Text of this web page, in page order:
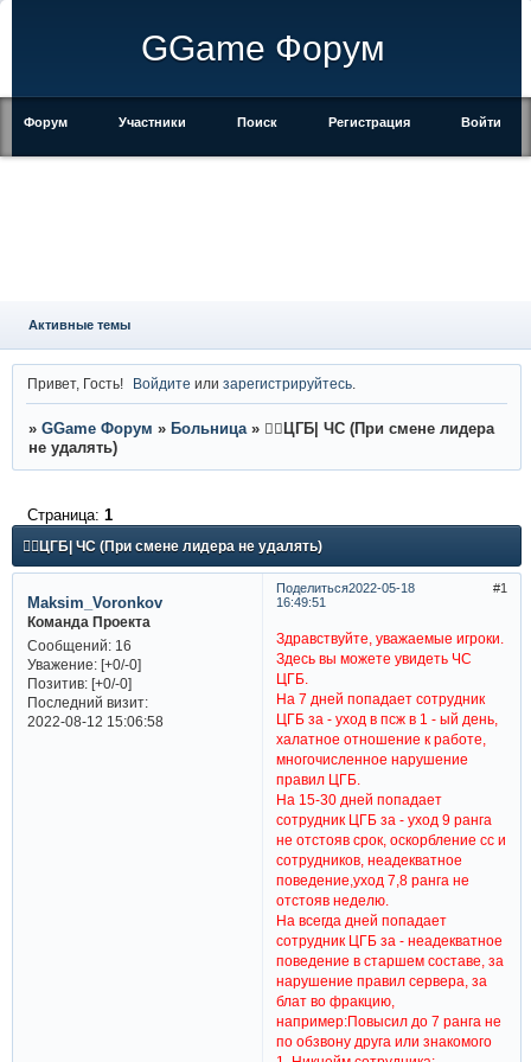
GGame Форум
Форум Участники Поиск Регистрация Войти
Активные темы
Привет, Гость! Войдите илизарегистрируйтесь
» GGame Форум » Больница » 👨‍⚕ЦГБ| ЧС (При смене лидера
не удалять)
👨‍⚕ЦГБ| ЧС (При смене лидера не удалять)
Страница: 1
Поделиться 1
2022-05-18
16:49:51
Maksim_Voronkov
Команда Проекта
Сообщений:16
Уважение: [+0/-0]
Позитив: [+0/-0]
Последний визит:
2022-08-12 15:06:58
Здравствуйте, уважаемые игроки.
Здесь вы можете увидеть ЧС
ЦГБ.
На 7 дней попадает сотрудник
ЦГБ за - уход в псж в 1 - ый день,
халатное отношение к работе,
многочисленное нарушение
правил ЦГБ.
На 15-30 дней попадает
сотрудник ЦГБ за - уход 9 ранга
не отстояв срок, оскорбление сс и
сотрудников, неадекватное
поведение,уход 7,8 ранга не
отстояв неделю.
На всегда дней попадает
сотрудник ЦГБ за - неадекватное
поведение в старшем составе, за
нарушение правил сервера, за
блат во фракцию,
например:Повысил до 7 ранга не
по обзвону друга или знакомого